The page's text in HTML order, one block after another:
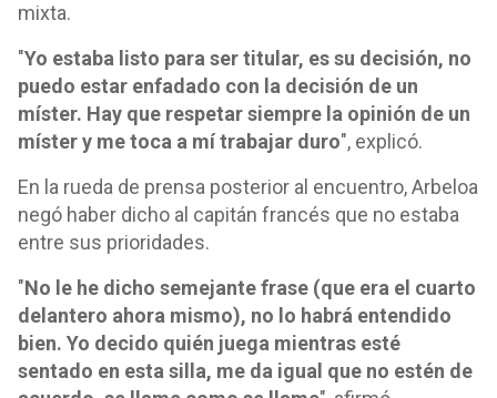
mixta.
"Yo estaba listo para ser titular, es su decisión, no
puedo estar enfadado con la decisión de un
míster. Hay que respetar siempre la opinión de un
míster y me toca a mí trabajar duro", explicó.
En la rueda de prensa posterior al encuentro, Arbeloa
negó haber dicho al capitán francés que no estaba
entre sus prioridades.
"No le he dicho semejante frase (que era el cuarto
delantero ahora mismo), no lo habrá entendido
bien. Yo decido quién juega mientras esté
sentado en esta silla, me da igual que no estén de